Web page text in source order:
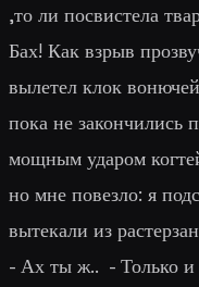
,то ли посвистела
Бах! Как взрыв
вылетел клок
пока не закончились
мощным ударом
но мне повезло: я
вытекали из
- Ах ты ж.. - Только и